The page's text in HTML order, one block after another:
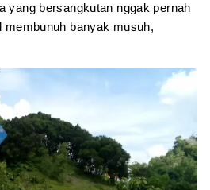
yang bersangkutan nggak pernah
membunuh banyak musuh,